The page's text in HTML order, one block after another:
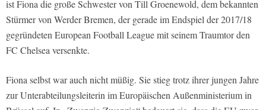
ist Fiona die große Schwester von Till Groenewold, dem bekannten
Stürmer von Werder Bremen, der gerade im Endspiel der 2017/18
gegründeten European Football League mit seinem Traumtor den
FC Chelsea versenkte.
Fiona selbst war auch nicht müßig. Sie stieg trotz ihrer jungen Jahre
zur Unterabteilungsleiterin im Europäischen Außenministerium in